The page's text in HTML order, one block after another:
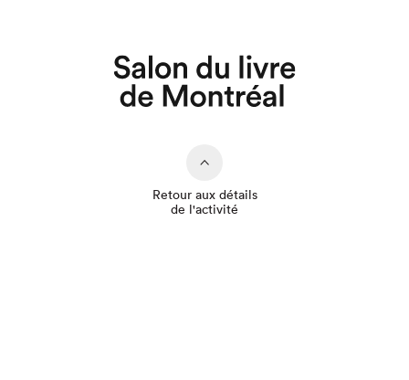
Retour aux détails
de l'activité